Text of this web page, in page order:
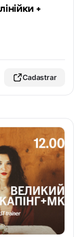
+
Cadastrar